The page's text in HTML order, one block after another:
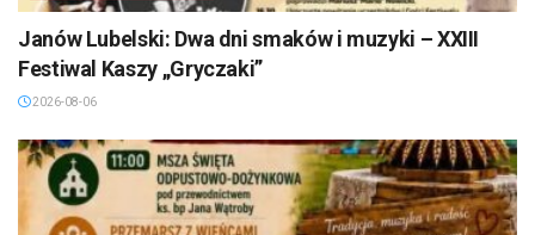
Janów Lubelski: Dwa dni smaków i muzyki – XXIII
Festiwal Kaszy „Gryczaki”
2026-08-06